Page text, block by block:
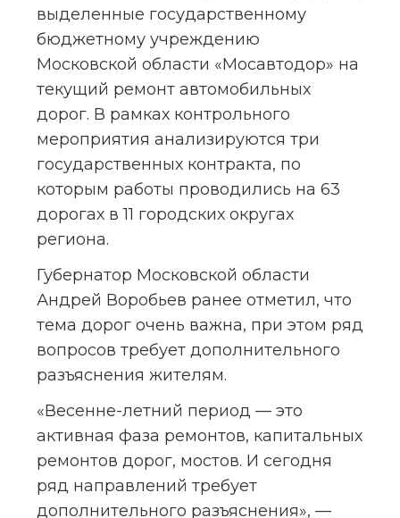
выделенные государственному
бюджетному учреждению
Московской области «Мосавтодор» на
текущий ремонт автомобильных
дорог. В рамках контрольного
мероприятия анализируются три
государственных контракта, по
которым работы проводились на 63
дорогах в 11 городских округах
региона.
Губернатор Московской области
Андрей Воробьев ранее отметил, что
тема дорог очень важна, при этом ряд
вопросов требует дополнительного
разъяснения жителям.
«Весенне-летний период — это
активная фаза ремонтов, капитальных
ремонтов дорог, мостов. И сегодня
ряд направлений требует
дополнительного разъяснения», —